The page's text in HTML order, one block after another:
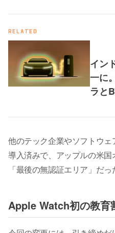
RELATED
イン
一に
ラと
他のテック企業やソフトウ
導入済みで、アップルの米
「最後の無認証エリア」だっ
Apple Watch初の教育